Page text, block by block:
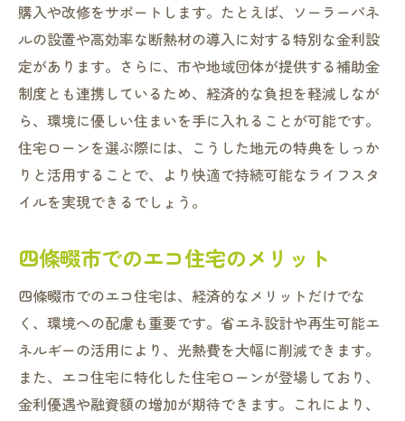
購入や改修をサポートします。たとえば、ソーラーパネ
ルの設置や高効率な断熱材の導入に対する特別な金利設
定があります。さらに、市や地域団体が提供する補助金
制度とも連携しているため、経済的な負担を軽減しなが
ら、環境に優しい住まいを手に入れることが可能です。
住宅ローンを選ぶ際には、こうした地元の特典をしっか
りと活用することで、より快適で持続可能なライフスタ
イルを実現できるでしょう。
四條畷市でのエコ住宅のメリット
四條畷市でのエコ住宅は、経済的なメリットだけでな
く、環境への配慮も重要です。省エネ設計や再生可能エ
ネルギーの活用により、光熱費を大幅に削減できます。
また、エコ住宅に特化した住宅ローンが登場しており、
金利優遇や融資額の増加が期待できます。これにより、